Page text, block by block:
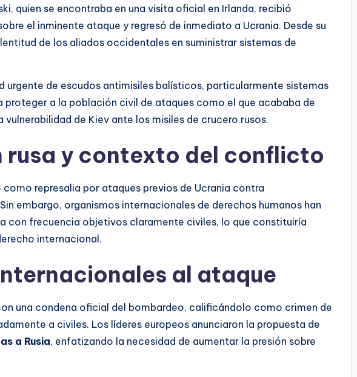
quien se encontraba en una visita oficial en Irlanda, recibió
el inminente ataque y regresó de inmediato a Ucrania. Desde su
de los aliados occidentales en suministrar sistemas de
urgente de escudos antimisiles balísticos, particularmente sistemas
proteger a la población civil de ataques como el que acababa de
de Kiev ante los misiles de crucero rusos.
y contexto del conflicto
represalia por ataques previos de Ucrania contra
embargo, organismos internacionales de derechos humanos han
con frecuencia objetivos claramente civiles, lo que constituiría
internacional.
al ataque
una condena oficial del bombardeo, calificándolo como crimen de
a civiles. Los líderes europeos anunciaron la propuesta de
a Rusia, enfatizando la necesidad de aumentar la presión sobre